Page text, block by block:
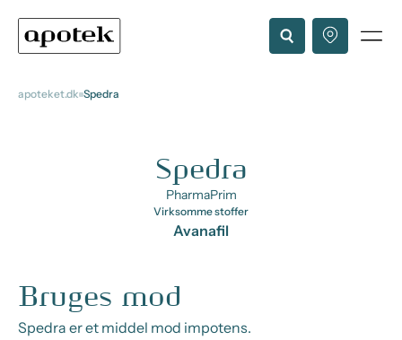
apoteket.dk Spedra
Spedra
PharmaPrim
Virksomme stoffer
Avanafil
Bruges mod
Spedra er et middel mod impotens.